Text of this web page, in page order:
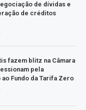
de dívidas e
de créditos
fazem blitz na Câmara
pela
Fundo da Tarifa Zero